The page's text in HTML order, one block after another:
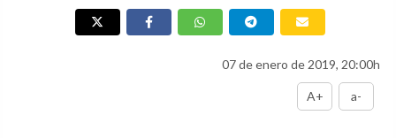
07 de enero de 2019, 20:00h
A+ a-